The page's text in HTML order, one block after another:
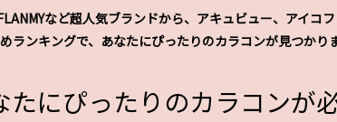
など超人気ブランドから、アキュビュー、アイコ
ランキングで、あなたにぴったりのカラコンが見つかり
にぴったりのカラコンが